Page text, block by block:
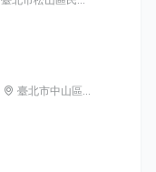
臺北市中山區